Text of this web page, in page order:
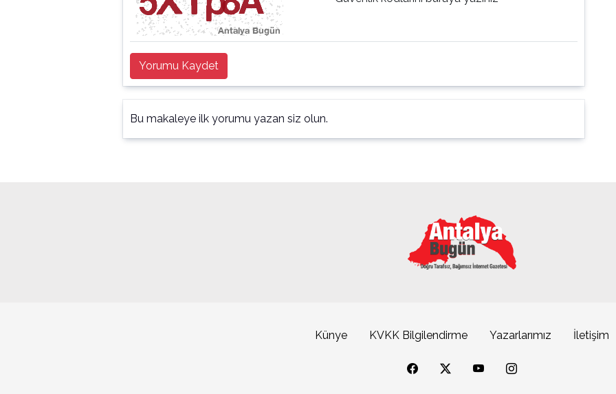
Yorumu Kaydet
Bu makaleye ilk yorumu yazan siz olun.
Künye KVKK Bilgilendirme Yazarlarımız İletişim